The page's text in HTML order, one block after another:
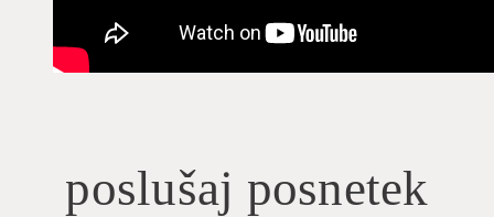
poslušaj posnetek